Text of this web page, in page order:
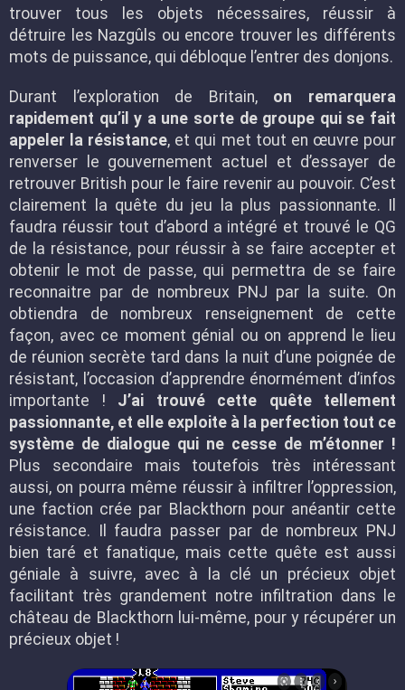
trouver tous les objets nécessaires, réussir à
détruire les Nazgûls ou encore trouver les différents
mots de puissance, qui débloque l’entrer des donjons.
Durant l’exploration de Britain, on remarquera
rapidement qu’il y a une sorte de groupe qui se fait
appeler la résistance, et qui met tout en œuvre pour
renverser le gouvernement actuel et d’essayer de
retrouver British pour le faire revenir au pouvoir. C’est
clairement la quête du jeu la plus passionnante. Il
faudra réussir tout d’abord a intégré et trouvé le QG
de la résistance, pour réussir à se faire accepter et
obtenir le mot de passe, qui permettra de se faire
reconnaitre par de nombreux PNJ par la suite. On
obtiendra de nombreux renseignement de cette
façon, avec ce moment génial ou on apprend le lieu
de réunion secrète tard dans la nuit d’une poignée de
résistant, l’occasion d’apprendre énormément d’infos
importante ! J’ai trouvé cette quête tellement
passionnante, et elle exploite à la perfection tout ce
système de dialogue qui ne cesse de m’étonner !
Plus secondaire mais toutefois très intéressant
aussi, on pourra même réussir à infiltrer l’oppression,
une faction crée par Blackthorn pour anéantir cette
résistance. Il faudra passer par de nombreux PNJ
bien taré et fanatique, mais cette quête est aussi
géniale à suivre, avec à la clé un précieux objet
facilitant très grandement notre infiltration dans le
château de Blackthorn lui-même, pour y récupérer un
précieux objet !